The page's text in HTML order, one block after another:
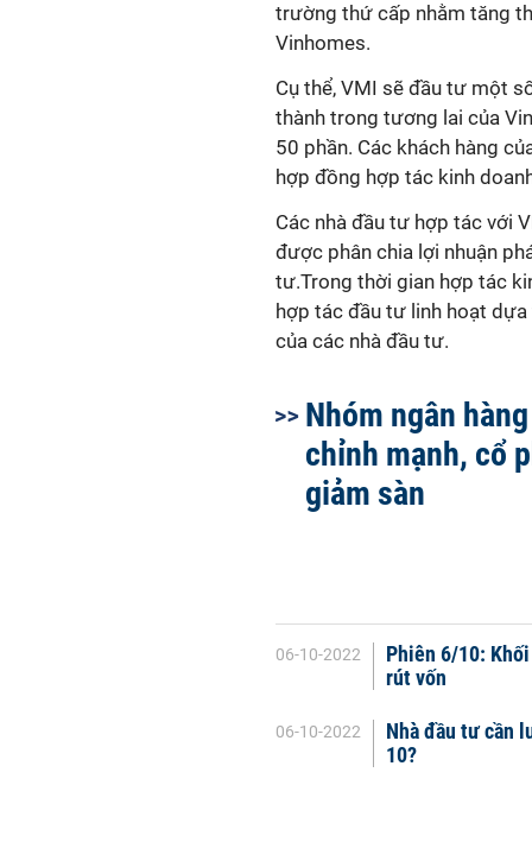
trường thứ cấp nhằm tăng
Vinhomes.
Cụ thể, VMI sẽ đầu tư một
thành trong tương lai của
50 phần. Các khách hàng
hợp đồng hợp tác kinh
Các nhà đầu tư hợp tác với
được phân chia lợi nhuận
tư.Trong thời gian hợp tác
hợp tác đầu tư linh hoạt
của các nhà đầu tư.
Nhóm ngân
chỉnh mạnh, cổ
giảm sàn
06-10-2022
Phiên 6/10:
rút vốn
06-10-2022
Nhà đầu tư cần
10?